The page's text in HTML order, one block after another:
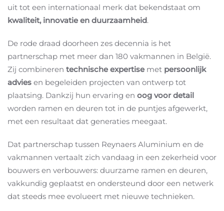
uit tot een internationaal merk dat bekendstaat om
kwaliteit, innovatie en duurzaamheid.
De rode draad doorheen zes decennia is het
partnerschap met meer dan 180 vakmannen in België.
Zij combineren technische expertise met persoonlijk
advies en begeleiden projecten van ontwerp tot
plaatsing. Dankzij hun ervaring en oog voor detail
worden ramen en deuren tot in de puntjes afgewerkt,
met een resultaat dat generaties meegaat.
Dat partnerschap tussen Reynaers Aluminium en de
vakmannen vertaalt zich vandaag in een zekerheid voor
bouwers en verbouwers: duurzame ramen en deuren,
vakkundig geplaatst en ondersteund door een netwerk
dat steeds mee evolueert met nieuwe technieken.